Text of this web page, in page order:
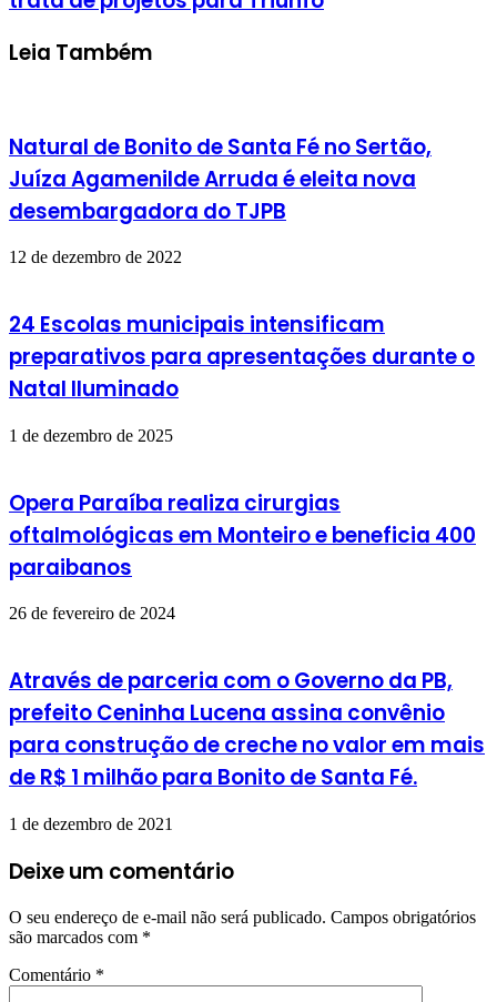
Leia Também
Natural de Bonito de Santa Fé no Sertão,
Juíza Agamenilde Arruda é eleita nova
desembargadora do TJPB
12 de dezembro de 2022
24 Escolas municipais intensificam
preparativos para apresentações durante o
Natal Iluminado
1 de dezembro de 2025
Opera Paraíba realiza cirurgias
oftalmológicas em Monteiro e beneficia 400
paraibanos
26 de fevereiro de 2024
Através de parceria com o Governo da PB,
prefeito Ceninha Lucena assina convênio
para construção de creche no valor em mais
de R$ 1 milhão para Bonito de Santa Fé.
1 de dezembro de 2021
Deixe um comentário
O seu endereço de e-mail não será publicado. Campos obrigatórios
são marcados com *
Comentário *